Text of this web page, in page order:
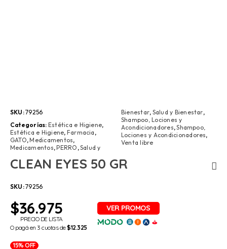
SKU:79256
Categorías: Estética e Higiene,
Estética e Higiene, Farmacia ,
GATO,Medicamentos,
Medicamentos,PERRO ,Salud y
Bienestar, Salud y Bienestar,
Shampoo, Lociones y
Acondicionadores,Shampoo,
Lociones y Acondicionadores,
Venta libre
CLEAN EYES 50 GR
SKU:79256
$36.975
PRECIO DE LISTA
O pagá en 3 cuotas de$12.325
15% OFF